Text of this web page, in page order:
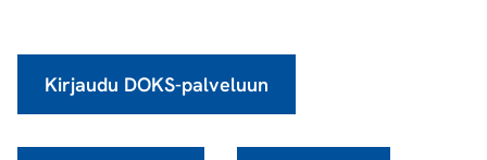
Kirjaudu DOKS-palveluun